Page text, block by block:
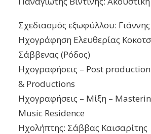
Σχεδιασμός εξωφύλλου:
Ηχογράφηση Ελευθερίας
Σάββενας (Ρόδος)
Ηχογραφήσεις – Post
& Productions
Ηχογραφήσεις – Μίξη –
Music Residence
Ηχολήπτης: Σάββας Καισαρίτης